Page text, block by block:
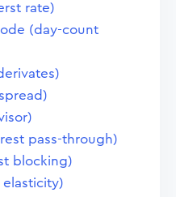
rate)
(day-count
pass-through)
blocking)